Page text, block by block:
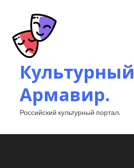
Культурный
Армавир.
Российский культурный портал.